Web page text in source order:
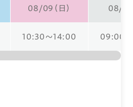
08/09（日） 08/10
10:30～14:00 09:00